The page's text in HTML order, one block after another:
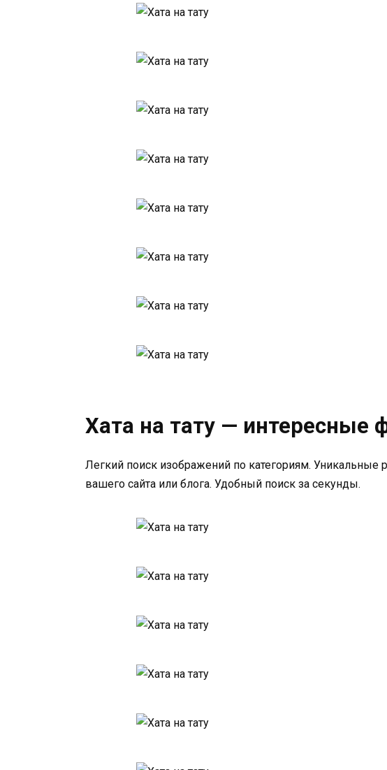
Хата на тату — интересные
Легкий поиск изображений по категориям. Уникальные
вашего сайта или блога. Удобный поиск за секунды.